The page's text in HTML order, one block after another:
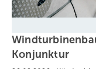
Konjunktur